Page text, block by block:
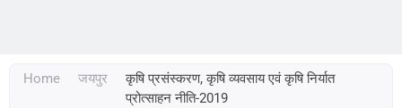
Home जयपुर
कृषि प्रसंस्करण, कृषि व्यवसाय एवं कृषि निर्यात
प्रोत्साहन नीति-2019